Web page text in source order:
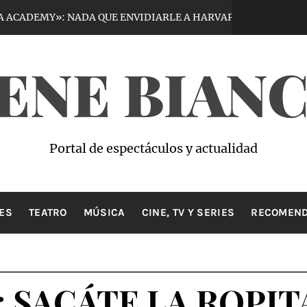
NADA QUE ENVIDIARLE A HARVARD 5 días hace
Portal de espectáculos y actualidad
TEATRO MÚSICA CINE, TV Y SERIES